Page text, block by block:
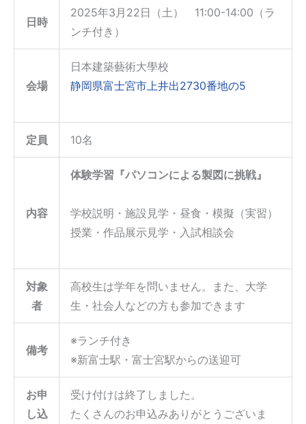
日時
2025年3月22日（土） 11:00-14:00（ラ
ンチ付き）
会場
日本建築藝術大學校
静岡県富士宮市上井出2730番地の5
定員 10名
内容
体験学習『パソコンによる製図に挑戦』
学校説明・施設見学・昼食・模擬（実習）
授業・作品展示見学・入試相談会
対象
者
高校生は学年を問いません。また、大学
生・社会人などの方も参加できます
備考
※ランチ付き
※新富士駅・富士宮駅からの送迎可
お申
し込
受け付けは終了しました。
たくさんのお申込みありがとうございま